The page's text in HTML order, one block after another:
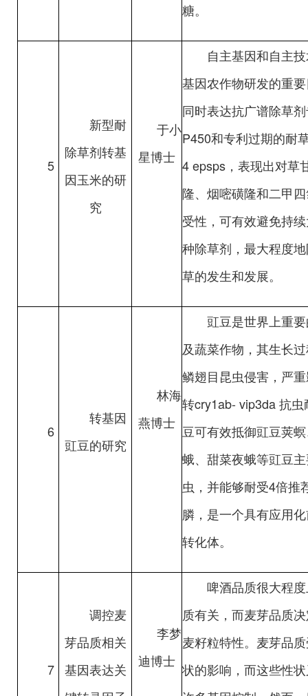
糖。
5
新型耐
除草剂转基
因玉米的研
究
于小
星博士
自主基因和自主
基因农作物研发的重
同时表达抗广谱除草
P450和专利过期的耐
4 epsps，表现出对草
隆、烟嘧磺隆和二甲
受性，可有效避免持
种除草剂，最大程度
草的发生和发展。
6
转基因
豇豆的研究
林海
燕博士
豇豆是世界上重
及蔬菜作物，其生长
鳞翅目昆虫侵害，严
转cry1ab- vip3da 抗
豆可有效抵御豇豆荚
蛾、甜菜夜蛾等豇豆
虫，并能够耐受4倍推
膦，是一个具有应用
转化体。
7
调控麦
芽品质相关
基因表达关
李梦
迪博士
啤酒品质很大程
质有关，而麦芽品质
麦籽粒特性。麦芽品
状的影响，而这些性